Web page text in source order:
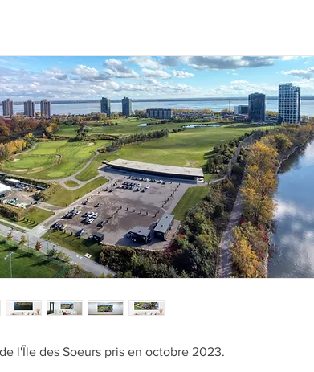
l'Île des Soeurs pris en octobre 2023.